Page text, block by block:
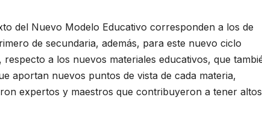
del Nuevo Modelo Educativo corresponden a los de
de secundaria, además, para este nuevo ciclo
a los nuevos materiales educativos, que
aportan nuevos puntos de vista de cada materia,
expertos y maestros que contribuyeron a tener altos